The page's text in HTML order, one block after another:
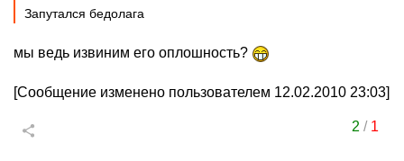
Запутался бедолага
мы ведь извиним его оплошность?
[Сообщение изменено пользователем 12.02.2010 23:03]
2 / 1